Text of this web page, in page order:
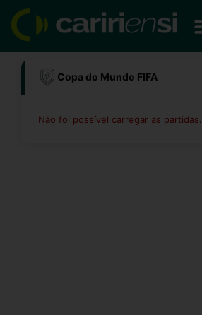
para
conteúdo
Copa do Mundo FIFA
Não foi possível carregar as partidas.